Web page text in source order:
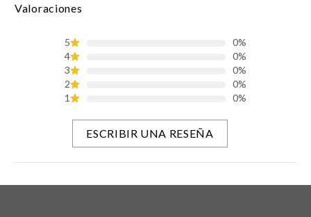
Valoraciones
5
0%
4
0%
3
0%
2
0%
1
0%
ESCRIBIR UNA RESEÑA